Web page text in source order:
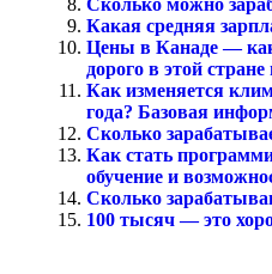
Сколько можно
Какая средняя
Цены в Канаде —
дорого в этой
Как изменяется
года? Базовая
Сколько
Как стать
обучение и
Сколько
100 тысяч — это